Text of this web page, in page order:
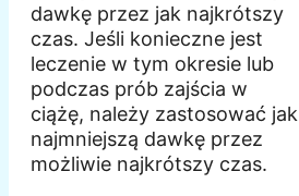
dawkę przez jak najkrótszy
czas. Jeśli konieczne jest
leczenie w tym okresie lub
podczas prób zajścia w
ciążę, należy zastosować jak
najmniejszą dawkę przez
możliwie najkrótszy czas.